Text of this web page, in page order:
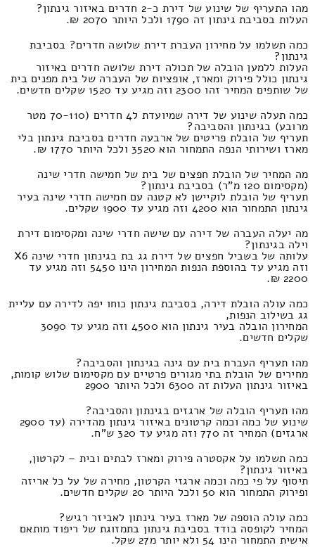
מהו התעריף של שינוע של דירת כ-2 חדרים באיזור גינתון?
העלות בסביבת גינתון זה 1790 ולכל היותר 2070 ₪.
כמה תשלמו על מחירון העברת דירת שלושה חדרים? בסביבת
גינתון?
העלות ללמען הובלה של תכולה דירת שלושה חדרים באיזור
גינתון כולל פירוק ומארז, אופציות של העברה של בית מפנים בית
של שותפים המחיר זהו 2300 וזה מגיע עד 1520 שקלים חדשים.
כמה תעלה שינוע של דירה שמיועדת ל4 חדרים (70-110 מטר
מרובע) בגינתון והסביבה?
תעריף של הובלת פריטים של ארבעה חדרים בסביבת גינתון בלי
מארז ושירותי הנפה התמחור הוא 3520 ולכל היותר 1770 ₪.
מה המחיר של הובלת חפצים של בית של חמישה חדרי שינה
(מקסימום 120 מ"ר) בסביבת גינתון?
תעריף של הובלת לוקיישן לא קטנה עם חמישה חדרי שינה בעיר
גינתון התמחור הוא 4200 וזה מגיע עד 1900 שקלים.
מה יעלה העברה של דירה עם שישה חדרי שינה ומקסימום דירת
וילה בגינתון?
עלותה של בשביל חפצים של דירת גג בת בגינתון חדרי שינה X6
וזה מגיע עד בהוספת הנפות המחירון הינו 5450 וזה מגיע עד
2200 ₪.
כמה עולה הובלת דירה, בסביבת גינתון כוחו יפה לדירה עם עליית
גג בשילוב הנפות,
המחירון הובלה בעיר גינתון הוא 4500 וזה מגיע עד 3090
שקלים חדשים.
מהו תעריף העברת בית עם גינה בגינתון והסביבה?
מחירים של הובלת בתי מגורים פרטיים עם מקסימום שלוש קומות,
באיזור גינתון העלות זה 6300 ולכל היותר 2900
מהו תעריף הובלה של ארגזים בגינתון והסביבה?
שינוע של כמה וכמה קרטונים באיזור גינתון מהדירה (עד 2900
ארגזים) המחיר זה 770 וזה מגיע עד 320 ש"ח.
כמה תשלמו על אקסטרה פירוק ומארז לבתים ובית – לקרטון,
באיזור גינתון?
תיסוף על פי כמה וכמה ארגזי הקרטון, מחירה של על כל אריזה
ופירוק התמחור הוא 50 ולכל היותר 20 שקלים חדשים.
כמה עולה הוספה של מארז בעיר גינתון לאביזר רגיש?
המחיר לקופסה בודד בסביבת גינתון בתמזוגת של ריפוד מותאם
אישית התמחור הינו 54 ולא יותר מ27 שקל.